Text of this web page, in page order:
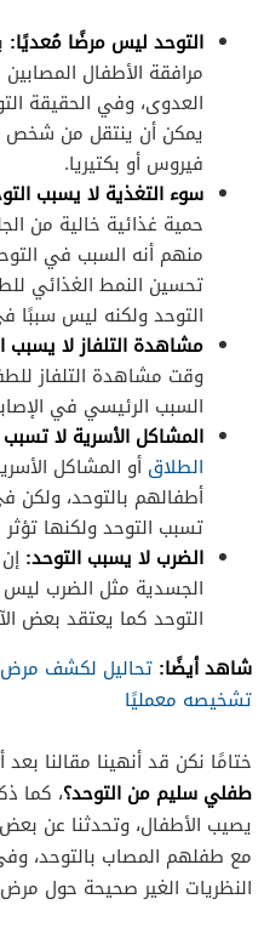
التوحد ليس مرضًا مُعديًا:
مرافقة الأطفال
العدوى، وفي الحقيقة
يمكن أن ينتقل من شخص
فيروس أو بكتيريا.
سوء التغذية لا يسبب
حمية غذائية خالية من
منهم أنه السبب في
تحسين النمط الغذائي
التوحد ولكنه ليس سببًا
مشاهدة التلفاز لا يسبب
وقت مشاهدة التلفاز
السبب الرئيسي في
المشاكل الأسرية لا
الطلاق أو المشاكل
أطفالهم بالتوحد، ولكن
تسبب التوحد ولكنها
الضرب لا يسبب التوحد:
الجسدية مثل الضرب ليس
التوحد كما يعتقد بعض
شاهد أيضًا: تحاليل لكشف
تشخيصه معمليًا
ختامًا نكن قد أنهينا مقالنا
طفلي سليم من التوحد؟، كما
يصيب الأطفال، وتحدثنا عن بعض
مع طفلهم المصاب بالتوحد،
النظريات الغير صحيحة حول